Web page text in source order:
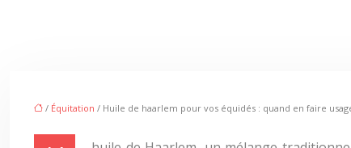
/ Équitation / Huile de haarlem pour vos équidés : quand en faire